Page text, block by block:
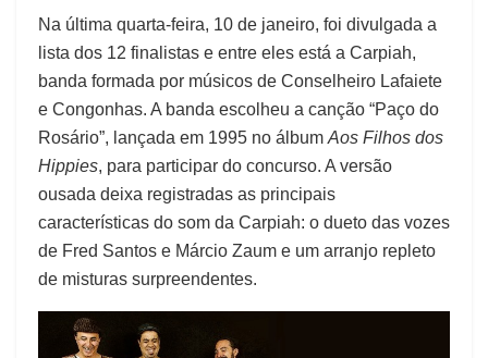
Na última quarta-feira, 10 de janeiro, foi divulgada a
lista dos 12 finalistas e entre eles está a Carpiah,
banda formada por músicos de Conselheiro Lafaiete
e Congonhas. A banda escolheu a canção “Paço do
Rosário”, lançada em 1995 no álbum Aos Filhos dos
Hippies, para participar do concurso. A versão
ousada deixa registradas as principais
características do som da Carpiah: o dueto das vozes
de Fred Santos e Márcio Zaum e um arranjo repleto
de misturas surpreendentes.